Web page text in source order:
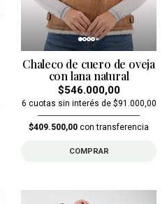
Chaleco de cuero de oveja
con lana natural
$546.000,00
6 cuotas sin interés de $91.000,00
$409.500,00 con transferencia
COMPRAR